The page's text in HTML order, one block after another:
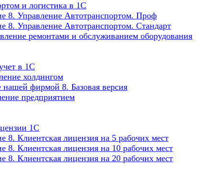
и логистика в 1С
8. Управление Автотранспортом. Проф
8. Управление Автотранспортом. Стандарт
ремонтами и обслуживанием оборудования
в 1С
холдингом
нашей фирмой 8. Базовая версия
предприятием
1С
8. Клиентская лицензия на 5 рабочих мест
8. Клиентская лицензия на 10 рабочих мест
8. Клиентская лицензия на 20 рабочих мест